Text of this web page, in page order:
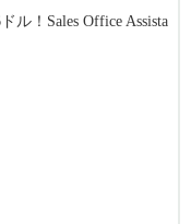
ル！Sales Office Assista